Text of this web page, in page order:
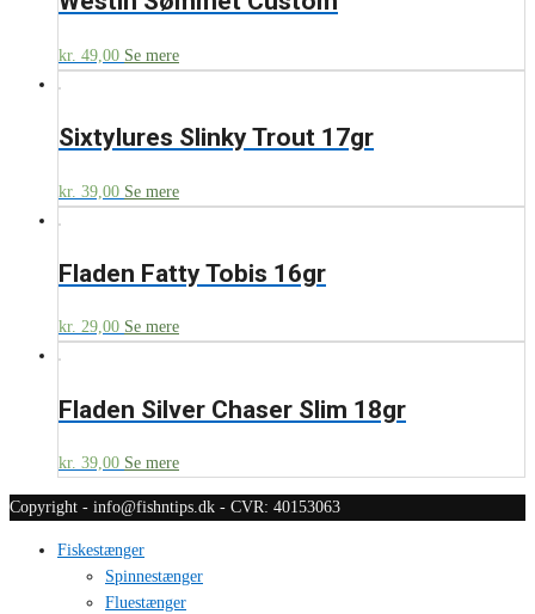
kr. 49,00 Se mere
Sixtylures Slinky Trout 17gr
kr. 39,00 Se mere
Fladen Fatty Tobis 16gr
kr. 29,00 Se mere
Fladen Silver Chaser Slim 18gr
kr. 39,00 Se mere
Copyright - info@fishntips.dk - CVR: 40153063
Fiskestænger
Spinnestænger
Fluestænger